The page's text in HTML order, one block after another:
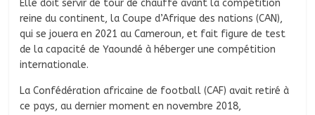
Elle doit servir de tour de chauffe avant la compétition
reine du continent, la Coupe d’Afrique des nations (CAN),
qui se jouera en 2021 au Cameroun, et fait figure de test
de la capacité de Yaoundé à héberger une compétition
internationale.
La Confédération africaine de football (CAF) avait retiré à
ce pays, au dernier moment en novembre 2018,